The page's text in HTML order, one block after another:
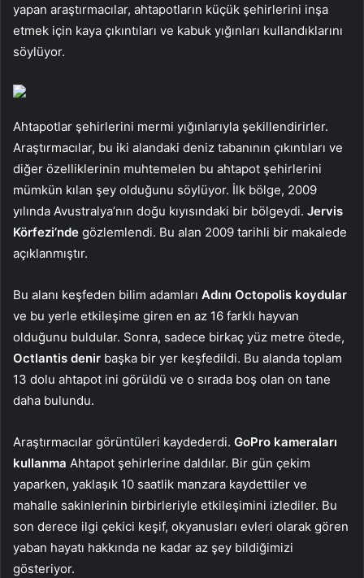
yapan araştırmacılar, ahtapotların küçük şehirlerini inşa
etmek için kaya çıkıntıları ve kabuk yığınları kullandıklarını
söylüyor.
Ahtapotlar şehirlerini mermi yığınlarıyla şekillendirirler.
Araştırmacılar, bu iki alandaki deniz tabanının çıkıntıları ve
diğer özelliklerinin muhtemelen bu ahtapot şehirlerini
mümkün kılan şey olduğunu söylüyor. İlk bölge, 2009
yılında Avustralya’nın doğu kıyısındaki bir bölgeydi. Jervis
Körfezi’nde gözlemlendi. Bu alan 2009 tarihli bir makalede
açıklanmıştır.
Bu alanı keşfeden bilim adamları Adını Octopolis koydular
ve bu yerle etkileşime giren en az 16 farklı hayvan
olduğunu buldular. Sonra, sadece birkaç yüz metre ötede,
Octlantis denir başka bir yer keşfedildi. Bu alanda toplam
13 dolu ahtapot ini görüldü ve o sırada boş olan on tane
daha bulundu.
Araştırmacılar görüntüleri kaydederdi. GoPro kameraları
kullanma Ahtapot şehirlerine daldılar. Bir gün çekim
yaparken, yaklaşık 10 saatlik manzara kaydettiler ve
mahalle sakinlerinin birbirleriyle etkileşimini izlediler. Bu
son derece ilgi çekici keşif, okyanusları evleri olarak gören
yaban hayatı hakkında ne kadar az şey bildiğimizi
gösteriyor.